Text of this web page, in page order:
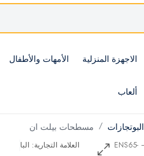
الاجهزة المنزلية الأمهات والأطفال
ألعاب
البوتجازات مسطحات بيلت ان
العلامة التجارية: البا